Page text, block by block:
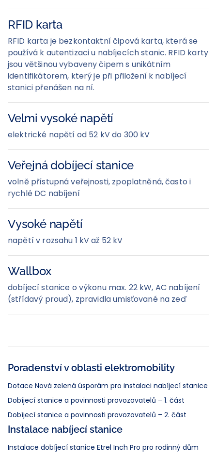
RFID karta
RFID karta je bezkontaktní čipová karta, která se
používá k autentizaci u nabíjecích stanic. RFID karty
jsou většinou vybaveny čipem s unikátním
identifikátorem, který je při přiložení k nabíjecí
stanici přenášen na ní.
Velmi vysoké napětí
elektrické napětí od 52 kV do 300 kV
Veřejná dobíjecí stanice
volně přístupná veřejnosti, zpoplatněná, často i
rychlé DC nabíjení
Vysoké napětí
napětí v rozsahu 1 kV až 52 kV
Wallbox
dobíjecí stanice o výkonu max. 22 kW, AC nabíjení
(střídavý proud), zpravidla umisťované na zeď
Poradenství v oblasti elektromobility
Dotace Nová zelená úsporám pro instalaci nabíjecí stanice
Dobíjecí stanice a povinnosti provozovatelů – 1. část
Dobíjecí stanice a povinnosti provozovatelů – 2. část
Instalace nabíjecí stanice
Instalace dobíjecí stanice Etrel Inch Pro pro rodinný dům